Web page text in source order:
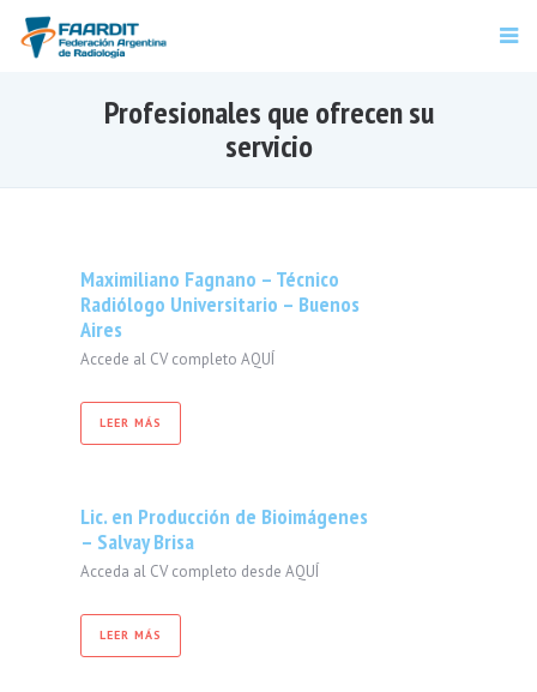
Profesionales que ofrecen su
servicio
Maximiliano Fagnano – Técnico
Radiólogo Universitario – Buenos
Aires
Accede al CV completo AQUÍ
LEER MÁS
Lic. en Producción de Bioimágenes
– Salvay Brisa
Acceda al CV completo desde AQUÍ
LEER MÁS